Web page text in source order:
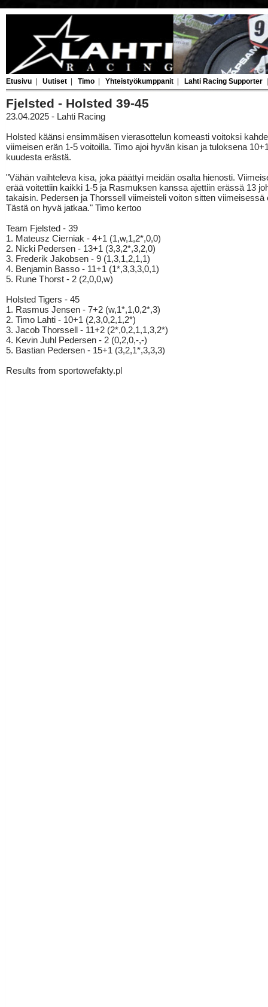
Etusivu Uutiset Timo Yhteistyökumppanit Lahti Racing Supporter
Fjelsted - Holsted 39-45
23.04.2025 - Lahti Racing
Holsted käänsi ensimmäisen vierasottelun komeasti voitoksi
viimeisen erän 1-5 voitoilla. Timo ajoi hyvän kisan ja tuloksena
kuudesta erästä.
"Vähän vaihteleva kisa, joka päättyi meidän osalta hienosti.
erää voitettiin kaikki 1-5 ja Rasmuksen kanssa ajettiin erässä 13
takaisin. Pedersen ja Thorssell viimeisteli voiton sitten viimeisessä
Tästä on hyvä jatkaa." Timo kertoo
Team Fjelsted - 39
1. Mateusz Cierniak - 4+1 (1,w,1,2*,0,0)
2. Nicki Pedersen - 13+1 (3,3,2*,3,2,0)
3. Frederik Jakobsen - 9 (1,3,1,2,1,1)
4. Benjamin Basso - 11+1 (1*,3,3,3,0,1)
5. Rune Thorst - 2 (2,0,0,w)
Holsted Tigers - 45
1. Rasmus Jensen - 7+2 (w,1*,1,0,2*,3)
2. Timo Lahti - 10+1 (2,3,0,2,1,2*)
3. Jacob Thorssell - 11+2 (2*,0,2,1,1,3,2*)
4. Kevin Juhl Pedersen - 2 (0,2,0,-,-)
5. Bastian Pedersen - 15+1 (3,2,1*,3,3,3)
Results from sportowefakty.pl